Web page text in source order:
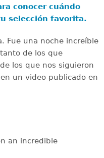
conocer cuándo
selección favorita.
Fue una noche increíble
de los que
los que nos siguieron
un video publicado en
an incredible